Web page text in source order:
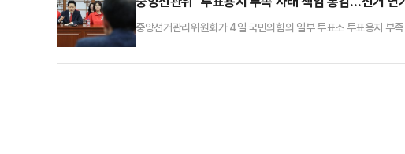
중앙선거관리위원회가 4일 국민의힘의 일부 투표소 투표용지 부
소를 찾아주셨음에도 선관위의 실책으로 인해 투표권을 행사하여